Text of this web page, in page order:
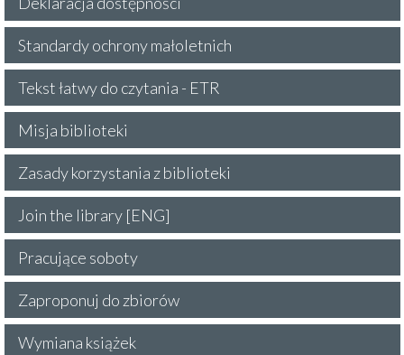
Standardy ochrony małoletnich
Tekst łatwy do czytania - ETR
Misja biblioteki
Zasady korzystania z biblioteki
Join the library [ENG]
Pracujące soboty
Zaproponuj do zbiorów
Wymiana książek